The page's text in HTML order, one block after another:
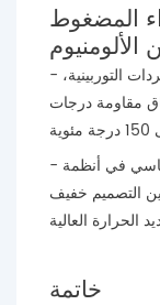
المضغوط
- المركبات التقليدية: تستخدم في أنابيب المبردات التوربينية،
مقاومة درجات
- مركبات الطاقة الجديدة: تعمل كمكون أساسي في أنظمة
التصميم خفيف